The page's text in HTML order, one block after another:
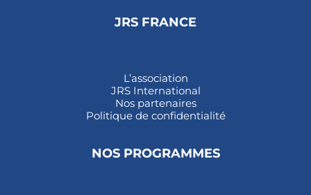
JRS FRANCE
L’association
JRS International
Nos partenaires
Politique de confidentialité
NOS PROGRAMMES